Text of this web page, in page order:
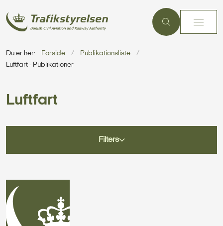
Du er her: Forside
Publikationsliste
Luftfart - Publikationer
Luftfart
Filters